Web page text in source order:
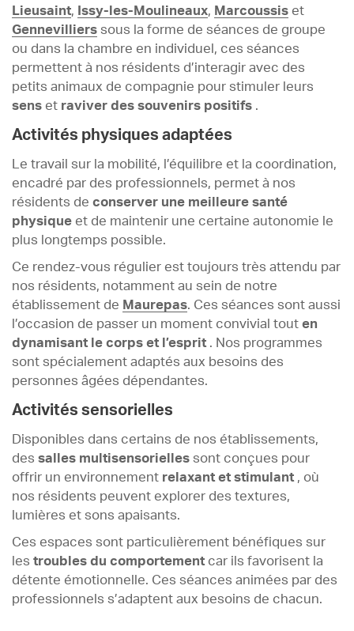
Lieusaint, Issy-les-Moulineaux, Marcoussis et
Gennevilliers sous la forme de séances de groupe
ou dans la chambre en individuel, ces séances
permettent à nos résidents d’interagir avec des
petits animaux de compagnie pour stimuler leurs
sens et raviver des souvenirs positifs .
Activités physiques adaptées
Le travail sur la mobilité, l’équilibre et la coordination,
encadré par des professionnels, permet à nos
résidents de conserver une meilleure santé
physique et de maintenir une certaine autonomie le
plus longtemps possible.
Ce rendez-vous régulier est toujours très attendu par
nos résidents, notamment au sein de notre
établissement de Maurepas. Ces séances sont aussi
l’occasion de passer un moment convivial tout en
dynamisant le corps et l’esprit. Nos programmes
sont spécialement adaptés aux besoins des
personnes âgées dépendantes.
Activités sensorielles
Disponibles dans certains de nos établissements,
des salles multisensorielles sont conçues pour
offrir un environnement relaxant et stimulant, où
nos résidents peuvent explorer des textures,
lumières et sons apaisants.
Ces espaces sont particulièrement bénéfiques sur
les troubles du comportement car ils favorisent la
détente émotionnelle. Ces séances animées par des
professionnels s’adaptent aux besoins de chacun.